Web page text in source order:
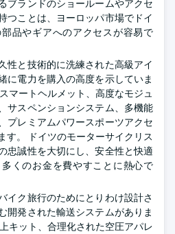
ブランドのショールームやアクセ
つことは、ヨーロッパ市場でドイ
品やギアへのアクセスが容易で
性と技術的に洗練された高級アイ
に電力を購入の高度を示していま
マートヘルメット、高度なモジュ
サスペンションシステム、多機能
プレミアムパワースポーツアクセ
す。 ドイツのモーターサイクリス
忠誠性を大切にし、安全性と快適
くのお金を費やすことに熱心で
イク旅行のためにとりわけ設計さ
開発された輸送システムがありま
キット、合理化された空圧アパレ